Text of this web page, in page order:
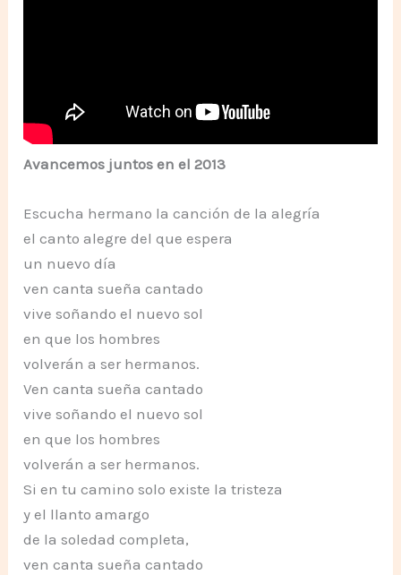
Avancemos juntos en el 2013
Escucha hermano la canción de la alegría
el canto alegre del que espera
un nuevo día
ven canta sueña cantado
vive soñando el nuevo sol
en que los hombres
volverán a ser hermanos.
Ven canta sueña cantado
vive soñando el nuevo sol
en que los hombres
volverán a ser hermanos.
Si en tu camino solo existe la tristeza
y el llanto amargo
de la soledad completa,
ven canta sueña cantado